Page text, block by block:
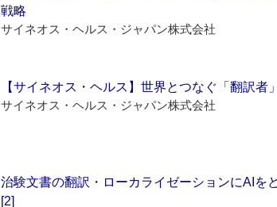
戦略
サイネオス・ヘルス・ジャパン株式会社
【サイネオス・ヘルス】世界とつなぐ「翻訳
サイネオス・ヘルス・ジャパン株式会社
治験文書の翻訳・ローカライゼーションにAIを
[2]